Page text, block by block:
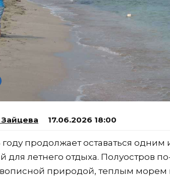
17.06.2026 18:00
продолжает оставаться
для летнего отдыха. Полуостров
природой, теплым морем